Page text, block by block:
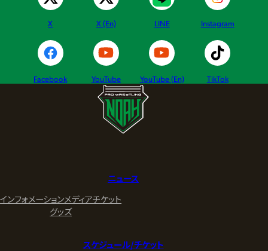
X X (En) LINE Instagram
Facebook YouTube YouTube (En) TikTok
ニュース
インフォメーションメディアチケット
グッズ
スケジュール/チケット